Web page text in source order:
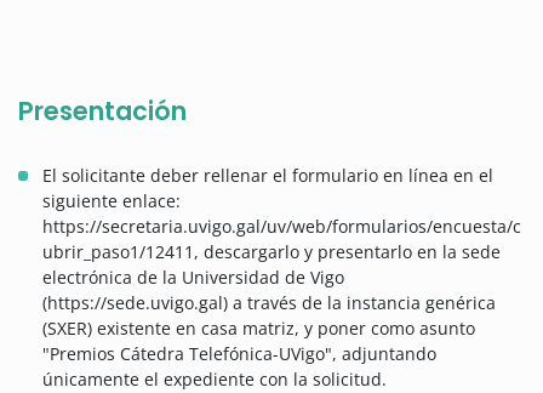
Presentación
El solicitante deber rellenar el formulario en línea en el
siguiente enlace:
https://secretaria.uvigo.gal/uv/web/formularios/encuesta/c
ubrir_paso1/12411, descargarlo y presentarlo en la sede
electrónica de la Universidad de Vigo
(https://sede.uvigo.gal) a través de la instancia genérica
(SXER) existente en casa matriz, y poner como asunto
"Premios Cátedra Telefónica-UVigo", adjuntando
únicamente el expediente con la solicitud.